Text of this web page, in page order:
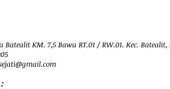
Batealit KM. 7,5 Bawu RT.01 / RW.01. Kec.
gmail.com